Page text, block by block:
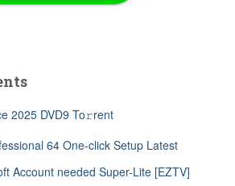
2025 DVD9 To𝚛rent
64 One-click Setup Latest
Account needed Super-Lite [EZTV]